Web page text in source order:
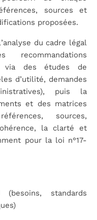
sources et
proposées.
du cadre légal
via des études de
d’utilité, demandes
puis la
et des matrices
sources,
la clarté et
pour la loi n°17-
standards